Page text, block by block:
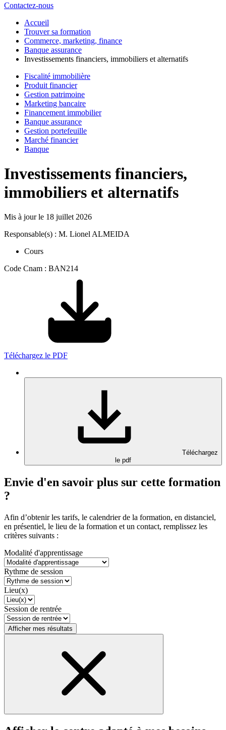
Contactez-nous
Accueil
Trouver sa formation
Commerce, marketing, finance
Banque assurance
Investissements financiers, immobiliers et alternatifs
Fiscalité immobilière
Produit financier
Gestion patrimoine
Marketing bancaire
Financement immobilier
Banque assurance
Gestion portefeuille
Marché financier
Banque
Investissements financiers,
immobiliers et alternatifs
Mis à jour le 18 juillet 2026
Responsable(s) : M. Lionel ALMEIDA
Cours
Code Cnam : BAN214
Téléchargez le PDF
Téléchargez
le pdf
Envie d'en savoir plus sur cette formation
?
Afin d’obtenir les tarifs, le calendrier de la formation, en distanciel,
en présentiel, le lieu de la formation et un contact, remplissez les
critères suivants :
Modalité d'apprentissage
Rythme de session
Lieu(x)
Session de rentrée
Afficher mes résultats